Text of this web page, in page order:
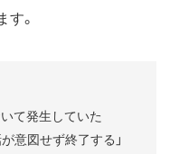
。
て発生していた
意図せず終了する」